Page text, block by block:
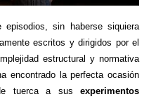
sin haberse siquiera
escritos y dirigidos por el
estructural y normativa
encontrado la perfecta ocasión
tuerca a susexperimentos